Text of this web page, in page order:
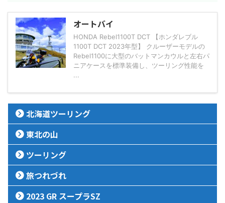
オートバイ
HONDA Rebel1100T DCT 【ホンダレブル
1100T DCT 2023年型】 クルーザーモデルの
Rebel1100に大型のバットマンカウルと左右パ
ニアケースを標準装備し、ツーリング性能を
...
北海道ツーリング
東北の山
ツーリング
旅つれづれ
2023 GR スープラSZ